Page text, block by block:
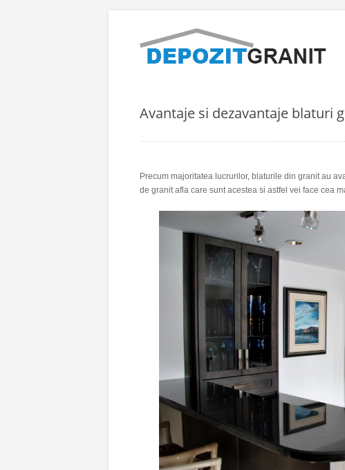
Avantaje si dezavantaje blaturi
Precum majoritatea lucrurilor, blaturile din granit au
de granit afla care sunt acestea si astfel vei face cea